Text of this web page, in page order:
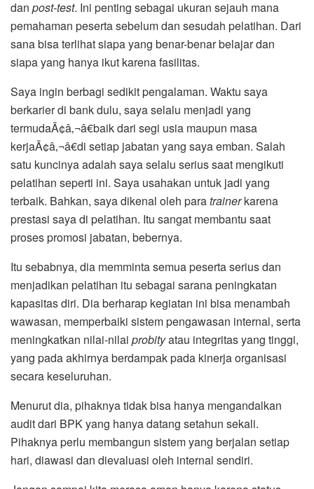
dan post-test. Ini penting sebagai ukuran sejauh mana
pemahaman peserta sebelum dan sesudah pelatihan. Dari
sana bisa terlihat siapa yang benar-benar belajar dan
siapa yang hanya ikut karena fasilitas.
Saya ingin berbagi sedikit pengalaman. Waktu saya
berkarier di bank dulu, saya selalu menjadi yang
termudaÃ¢â‚¬â€baik dari segi usia maupun masa
kerjaÃ¢â‚¬â€di setiap jabatan yang saya emban. Salah
satu kuncinya adalah saya selalu serius saat mengikuti
pelatihan seperti ini. Saya usahakan untuk jadi yang
terbaik. Bahkan, saya dikenal oleh paratrainerkarena
prestasi saya di pelatihan. Itu sangat membantu saat
proses promosi jabatan, bebernya.
Itu sebabnya, dia memminta semua peserta serius dan
menjadikan pelatihan itu sebagai sarana peningkatan
kapasitas diri. Dia berharap kegiatan ini bisa menambah
wawasan, memperbaiki sistem pengawasan internal, serta
meningkatkan nilai-nilai probityatau integritas yang tinggi,
yang pada akhirnya berdampak pada kinerja organisasi
secara keseluruhan.
Menurut dia, pihaknya tidak bisa hanya mengandalkan
audit dari BPK yang hanya datang setahun sekali.
Pihaknya perlu membangun sistem yang berjalan setiap
hari, diawasi dan dievaluasi oleh internal sendiri.